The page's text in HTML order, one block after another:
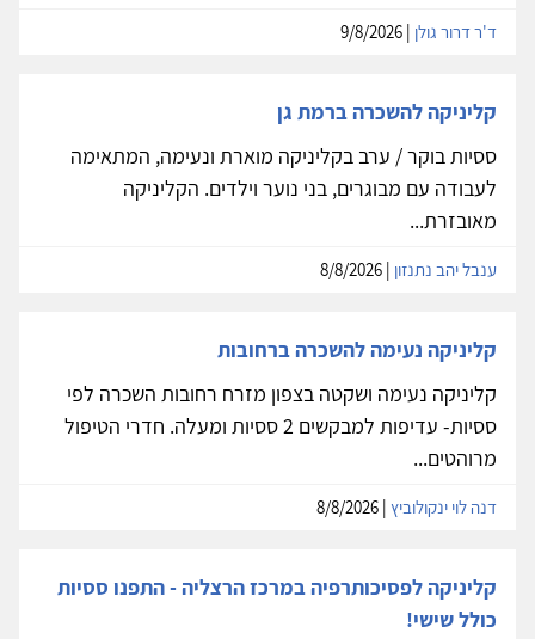
ד'ר דרור גולן
קליניקה להשכרה ברמת גן
ססיות בוקר / ערב בקליניקה מוארת ונעימה, המתאימה
לעבודה עם מבוגרים, בני נוער וילדים. הקליניקה
מאובזרת...
ענבל יהב נתנזון
קליניקה נעימה להשכרה ברחובות
קליניקה נעימה ושקטה בצפון מזרח רחובות השכרה לפי
ססיות- עדיפות למבקשים 2 ססיות ומעלה. חדרי הטיפול
מרוהטים...
דנה לוי ינקולוביץ
קליניקה לפסיכותרפיה במרכז הרצליה - התפנו ססיות
כולל שישי!